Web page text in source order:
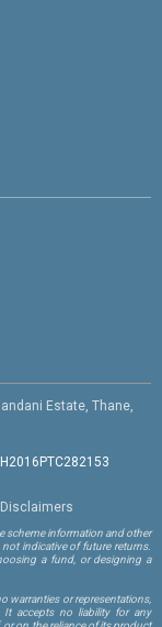
Estate, Thane,
Disclaimers
scheme information and other
indicative of future returns.
a fund, or designing a
warranties or representations,
It accepts no liability for any